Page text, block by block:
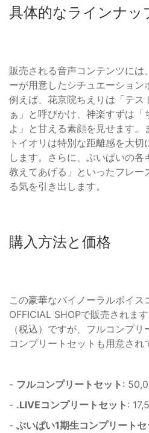
具体的なラインナッ
販売される音声コンテンツには
ーが用意したシチュエーション
例えば、花京院ちえりは「テス
ぁ」と呼びかけ、神楽すずは
よ」と甘える素顔を見せます
トイオリは特別な距離感を大
します。さらに、ぶいぱいの
教えてあげる」といったフレー
る気を引き出します。
購入方法と価格
この豪華なバイノーラルボイ
OFFICIAL SHOPで販売されま
（税込）ですが、フルコンプ
コンプリートセットも用意され
- フルコンプリートセット :
- .LIVEコンプリートセット :
- ぶいぱい1期生コンプリートセ